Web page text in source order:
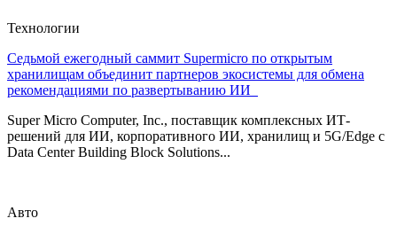
Технологии
Седьмой ежегодный саммит Supermicro по открытым
хранилищам объединит партнеров экосистемы для обмена
рекомендациями по развертыванию ИИ
Super Micro Computer, Inc., поставщик комплексных ИТ-
решений для ИИ, корпоративного ИИ, хранилищ и 5G/Edge с
Data Center Building Block Solutions...
Авто